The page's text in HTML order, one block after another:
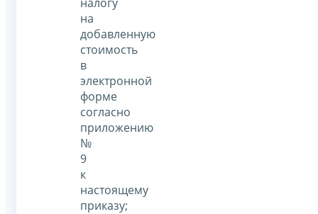
на
добавленную
стоимость
в
электронной
форме
согласно
приложению
№
9
к
настоящему
приказу;